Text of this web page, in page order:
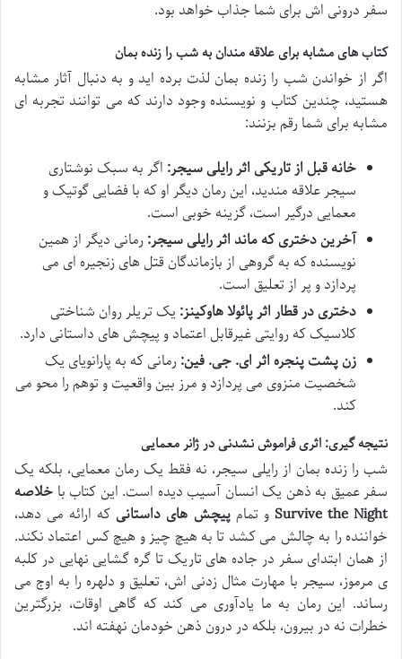
سفر درونی اش برای شما جذاب خواهد بود.
کتاب های مشابه برای علاقه مندان به شب را زنده بمان
اگر از خواندن شب را زنده بمان لذت برده اید و به دنبال آثار مشابه
هستید، چندین کتاب و نویسنده وجود دارند که می توانند تجربه ای
مشابه برای شما رقم بزنند:
خانه قبل از تاریکی اثر رایلی سیجر: اگر به سبک نوشتاری
سیجر علاقه مندید، این رمان دیگر او که با فضایی گوتیک و
معمایی درگیر است، گزینه خوبی است.
آخرین دختری که ماند اثر رایلی سیجر:رمانی دیگر از همین
نویسنده که به گروهی از بازماندگان قتل های زنجیره ای می
پردازد و پر از تعلیق است.
دختری در قطار اثر پائولا هاوکینز: یک تریلر روان شناختی
کلاسیک که روایتی غیرقابل اعتماد و پیچش های داستانی دارد.
زن پشت پنجره اثر ای. جی. فین:رمانی که به پارانویای یک
شخصیت منزوی می پردازد و مرز بین واقعیت و توهم را محو می
کند.
نتیجه گیری: اثری فراموش نشدنی در ژانر معمایی
شب را زنده بمان از رایلی سیجر، نه فقط یک رمان معمایی، بلکه یک
سفر عمیق به ذهن یک انسان آسیب دیده است. این کتاب با خلاصه
Survive the Night و تمامپیچش های داستانیکه ارائه می دهد،
خواننده را به چالش می کشد تا به هیچ چیز و هیچ کس اعتماد نکند.
از همان ابتدای سفر در جاده های تاریک تا گره گشایی نهایی در کلبه
ی مرموز، سیجر با مهارت مثال زدنی اش، تعلیق و دلهره را به اوج می
رساند. این رمان به ما یادآوری می کند که گاهی اوقات، بزرگترین
خطرات نه در بیرون، بلکه در درون ذهن خودمان نهفته اند.